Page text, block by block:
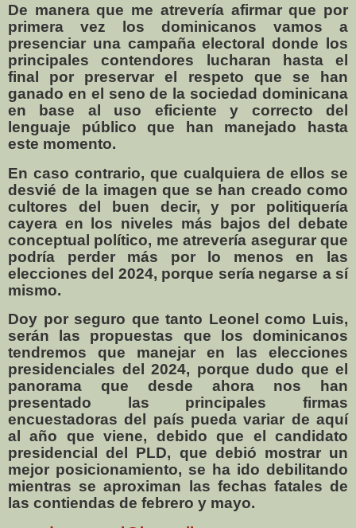
De manera que me atrevería afirmar que por
primera vez los dominicanos vamos a
presenciar una campaña electoral donde los
principales contendores lucharan hasta el
final por preservar el respeto que se han
ganado en el seno de la sociedad dominicana
en base al uso eficiente y correcto del
lenguaje público que han manejado hasta
este momento.
En caso contrario, que cualquiera de ellos se
desvié de la imagen que se han creado como
cultores del buen decir, y por politiquería
cayera en los niveles más bajos del debate
conceptual político, me atrevería asegurar que
podría perder más por lo menos en las
elecciones del 2024, porque sería negarse a sí
mismo.
Doy por seguro que tanto Leonel como Luis,
serán las propuestas que los dominicanos
tendremos que manejar en las elecciones
presidenciales del 2024, porque dudo que el
panorama que desde ahora nos han
presentado las principales firmas
encuestadoras del país pueda variar de aquí
al año que viene, debido que el candidato
presidencial del PLD, que debió mostrar un
mejor posicionamiento, se ha ido debilitando
mientras se aproximan las fechas fatales de
las contiendas de febrero y mayo.